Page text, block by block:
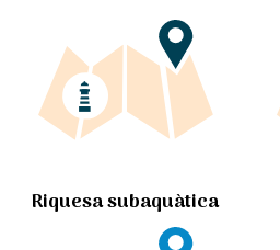
Riquesa subaquàtica